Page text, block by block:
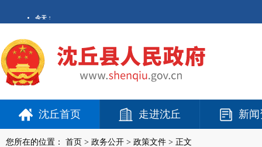
沈丘首页 走进沈丘 新
您所在的位置： 首页 > 政务公开 > 政策文件 > 正文